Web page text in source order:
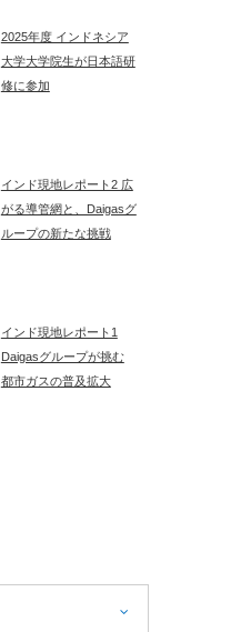
2025年度 インドネシア
大学大学院生が日本語研
修に参加
インド現地レポート2 広
がる導管網と、Daigasグ
ループの新たな挑戦
インド現地レポート1
Daigasグループが挑む
都市ガスの普及拡大